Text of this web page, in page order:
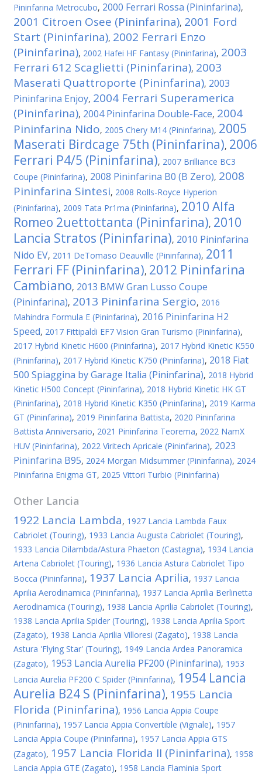
Pininfarina Metrocubo, 2000 Ferrari Rossa (Pininfarina),
2001 Citroen Osee (Pininfarina), 2001 Ford
Start (Pininfarina), 2002 Ferrari Enzo
(Pininfarina), 2002 Hafei HF Fantasy (Pininfarina), 2003
Ferrari 612 Scaglietti (Pininfarina), 2003
Maserati Quattroporte (Pininfarina), 2003
Pininfarina Enjoy, 2004 Ferrari Superamerica
(Pininfarina), 2004 Pininfarina Double-Face, 2004
Pininfarina Nido, 2005 Chery M14 (Pininfarina), 2005
Maserati Birdcage 75th (Pininfarina), 2006
Ferrari P4/5 (Pininfarina), 2007 Brilliance BC3
Coupe (Pininfarina), 2008 Pininfarina B0 (B Zero), 2008
Pininfarina Sintesi, 2008 Rolls-Royce Hyperion
(Pininfarina), 2009 Tata Pr1ma (Pininfarina), 2010 Alfa
Romeo 2uettottanta (Pininfarina), 2010
Lancia Stratos (Pininfarina), 2010 Pininfarina
Nido EV, 2011 DeTomaso Deauville (Pininfarina), 2011
Ferrari FF (Pininfarina), 2012 Pininfarina
Cambiano, 2013 BMW Gran Lusso Coupe
(Pininfarina), 2013 Pininfarina Sergio, 2016
Mahindra Formula E (Pininfarina), 2016 Pininfarina H2
Speed, 2017 Fittipaldi EF7 Vision Gran Turismo (Pininfarina),
2017 Hybrid Kinetic H600 (Pininfarina), 2017 Hybrid Kinetic K550
(Pininfarina), 2017 Hybrid Kinetic K750 (Pininfarina), 2018 Fiat
500 Spiaggina by Garage Italia (Pininfarina), 2018 Hybrid
Kinetic H500 Concept (Pininfarina), 2018 Hybrid Kinetic HK GT
(Pininfarina), 2018 Hybrid Kinetic K350 (Pininfarina), 2019 Karma
GT (Pininfarina), 2019 Pininfarina Battista, 2020 Pininfarina
Battista Anniversario, 2021 Pininfarina Teorema, 2022 NamX
HUV (Pininfarina), 2022 Viritech Apricale (Pininfarina), 2023
Pininfarina B95, 2024 Morgan Midsummer (Pininfarina), 2024
Pininfarina Enigma GT, 2025 Vittori Turbio (Pininfarina)
Other Lancia
1922 Lancia Lambda, 1927 Lancia Lambda Faux
Cabriolet (Touring), 1933 Lancia Augusta Cabriolet (Touring),
1933 Lancia Dilambda/Astura Phaeton (Castagna), 1934 Lancia
Artena Cabriolet (Touring), 1936 Lancia Astura Cabriolet Tipo
Bocca (Pininfarina), 1937 Lancia Aprilia, 1937 Lancia
Aprilia Aerodinamica (Pininfarina), 1937 Lancia Aprilia Berlinetta
Aerodinamica (Touring), 1938 Lancia Aprilia Cabriolet (Touring),
1938 Lancia Aprilia Spider (Touring), 1938 Lancia Aprilia Sport
(Zagato), 1938 Lancia Aprilia Villoresi (Zagato), 1938 Lancia
Astura 'Flying Star' (Touring), 1949 Lancia Ardea Panoramica
(Zagato), 1953 Lancia Aurelia PF200 (Pininfarina), 1953
Lancia Aurelia PF200 C Spider (Pininfarina), 1954 Lancia
Aurelia B24 S (Pininfarina), 1955 Lancia
Florida (Pininfarina), 1956 Lancia Appia Coupe
(Pininfarina), 1957 Lancia Appia Convertible (Vignale), 1957
Lancia Appia Coupe (Pininfarina), 1957 Lancia Appia GTS
(Zagato), 1957 Lancia Florida II (Pininfarina), 1958
Lancia Appia GTE (Zagato), 1958 Lancia Flaminia Sport